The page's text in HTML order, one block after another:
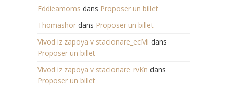
Eddieamoms dans Proposer un billet
Thomashor dans Proposer un billet
Vivod iz zapoya v stacionare_ecMi dans
Proposer un billet
Vivod iz zapoya v stacionare_rvKn dans
Proposer un billet